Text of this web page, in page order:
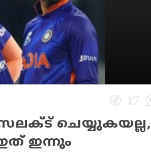
ചെയ്യുകയല്ല,
ഇന്നും